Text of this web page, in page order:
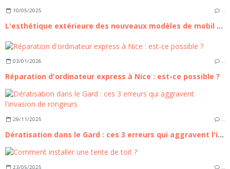
10/05/2025 …
L'esthétique extérieure des nouveaux modèles de mobil homes
03/01/2026 …
Réparation d'ordinateur express à Nice : est-ce possible ?
29/11/2025 …
Dératisation dans le Gard : ces 3 erreurs qui aggravent l'invasion de rongeurs
23/05/2025